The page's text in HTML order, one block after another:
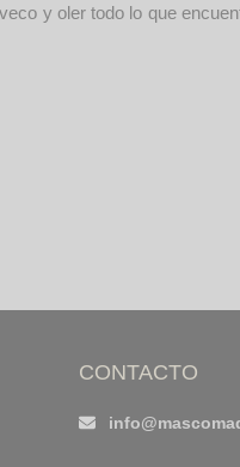
y oler todo lo que
CONTACTO